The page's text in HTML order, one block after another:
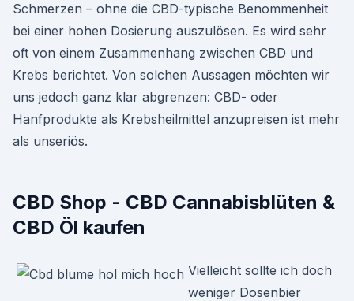
Schmerzen – ohne die CBD-typische Benommenheit
bei einer hohen Dosierung auszulösen. Es wird sehr
oft von einem Zusammenhang zwischen CBD und
Krebs berichtet. Von solchen Aussagen möchten wir
uns jedoch ganz klar abgrenzen: CBD- oder
Hanfprodukte als Krebsheilmittel anzupreisen ist mehr
als unseriös.
CBD Shop - CBD Cannabisblüten &
CBD Öl kaufen
Vielleicht sollte ich doch
weniger Dosenbier